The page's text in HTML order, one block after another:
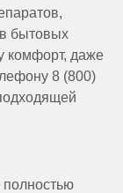
бытовых
комфорт, даже
8 (800)
полностью